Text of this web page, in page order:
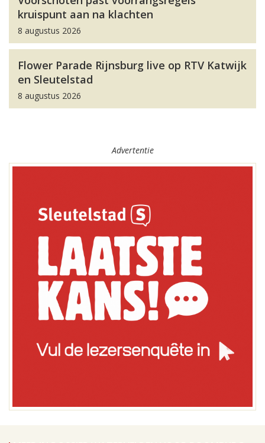
kruispunt aan na klachten
8 augustus 2026
Flower Parade Rijnsburg live op RTV Katwijk
en Sleutelstad
8 augustus 2026
Advertentie